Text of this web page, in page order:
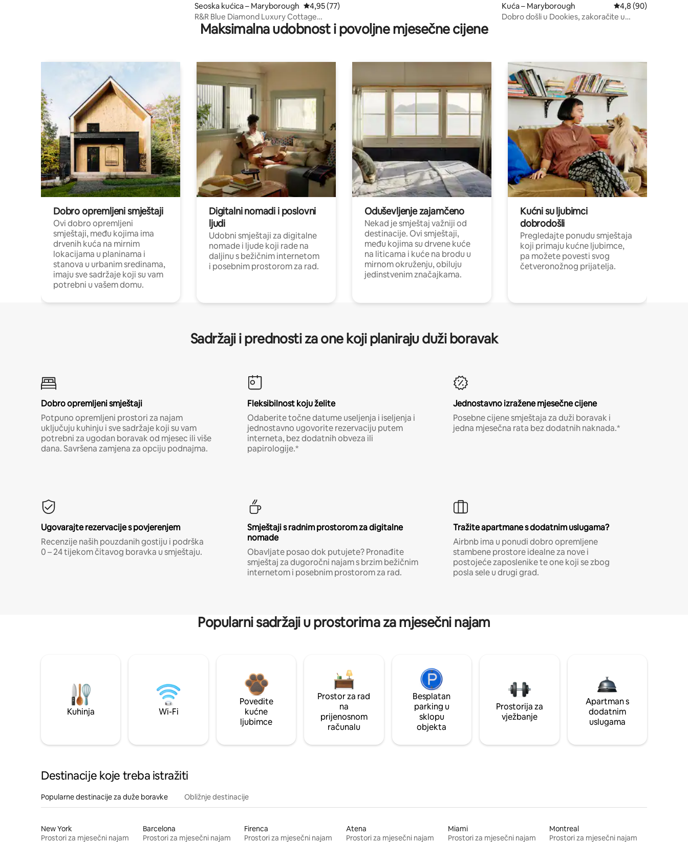
Seoska kućica – Maryborough Prosječna ocjena: 4,95/5, recenzija: 77
4,95 (77)
R&R Blue Diamond Luxury Cottage
Maryborough, Victoria
Kuća – Maryborough Prosječna ocjena:
4,8 (90)
Dobro došli u Dookies, zakoračite u
Maksimalna udobnost i povoljne mjesečne cijene
Dobro opremljeni smještaji
Ovi dobro opremljeni
smještaji, među kojima ima
drvenih kuća na mirnim
lokacijama u planinama i
stanova u urbanim sredinama,
imaju sve sadržaje koji su vam
potrebni u vašem domu.
Digitalni nomadi i poslovni
ljudi
Udobni smještaji za digitalne
nomade i ljude koji rade na
daljinu s bežičnim internetom
i posebnim prostorom za rad.
Oduševljenje zajamčeno
Nekad je smještaj važniji od
destinacije. Ovi smještaji,
među kojima su drvene kuće
na liticama i kuće na brodu u
mirnom okruženju, obiluju
jedinstvenim značajkama.
Kućni su ljubimci
dobrodošli
Pregledajte ponudu smještaja
koji primaju kućne ljubimce,
pa možete povesti svog
četveronožnog prijatelja.
Sadržaji i prednosti za one koji planiraju duži boravak
Dobro opremljeni smještaji
Potpuno opremljeni prostori za najam
uključuju kuhinju i sve sadržaje koji su vam
potrebni za ugodan boravak od mjesec ili više
dana. Savršena zamjena za opciju podnajma.
Fleksibilnost koju želite
Odaberite točne datume useljenja i iseljenja i
jednostavno ugovorite rezervaciju putem
interneta, bez dodatnih obveza ili
papirologije.*
Jednostavno izražene mjesečne cijene
Posebne cijene smještaja za duži boravak i
jedna mjesečna rata bez dodatnih naknada.*
Ugovarajte rezervacije s povjerenjem
Recenzije naših pouzdanih gostiju i podrška
0 – 24 tijekom čitavog boravka u smještaju.
Smještaji s radnim prostorom za digitalne
nomade
Obavljate posao dok putujete? Pronađite
smještaj za dugoročni najam s brzim bežičnim
internetom i posebnim prostorom za rad.
Tražite apartmane s dodatnim uslugama?
Airbnb ima u ponudi dobro opremljene
stambene prostore idealne za nove i
postojeće zaposlenike te one koji se zbog
posla sele u drugi grad.
Popularni sadržaji u prostorima za mjesečni najam
Kuhinja Wi-Fi
Povedite
kućne
ljubimce
Prostor za rad
na
prijenosnom
računalu
Besplatan
parking u
sklopu
objekta
Prostorija za
vježbanje
Apartman s
dodatnim
uslugama
Destinacije koje treba istražiti
Popularne destinacije za duže boravke Obližnje destinacije
New York
Prostori za mjesečni najam
Barcelona
Prostori za mjesečni najam
Firenca
Prostori za mjesečni najam
Atena
Prostori za mjesečni najam
Miami
Prostori za mjesečni najam
Montreal
Prostori za mjesečni najam